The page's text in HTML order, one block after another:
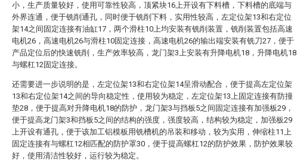
小，生产质量较好，使用可靠性较高，顶紧块16上开设有下料槽，下料槽的底端与
外界连通，便于铣削通孔，同时便于铣削下料，实用性较高，左定位架13和右定位
架14之间固定连接有油缸17，两个滑柱10上均安装有铣削装置，铣削装置包括高速
电机26，高速电机26与滑柱10固定连接，高速电机26的输出端安装有铣刀27，便于
产品定位后的快速铣削，生产效率较高，龙门架3上安装有升降电机18，升降电机18
与螺杠12固定连接。
还需要进一步说明的是，左定位架13和右定位架14呈滑动配合，便于提高左定位架
13和右定位架14之间的导向稳定性，使用较为稳定，左定位架13上固定连接有防撞
垫28，便于提高对升降电机18的防护，龙门架3与挡板5之间固定连接有加强板29，
便于提高龙门架3和挡板5之间的结构的强度，强度较高，结构较为稳定，加强板29
上开设有通孔，便于该加工铝模板用铣槽机的吊装和移动，较为实用，伸缩柱11上
固定连接有与螺杠12相匹配的防护罩30，便于提高螺杠12的防护效果，防护效果较
好，使用清洁性较好，运行较为稳定。